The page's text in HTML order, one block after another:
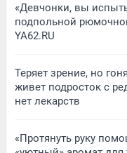
«Девчонки, вы
подпольной
YA62.RU
Теряет зрение, но
живет подросток с
нет лекарств
«Протянуть руку